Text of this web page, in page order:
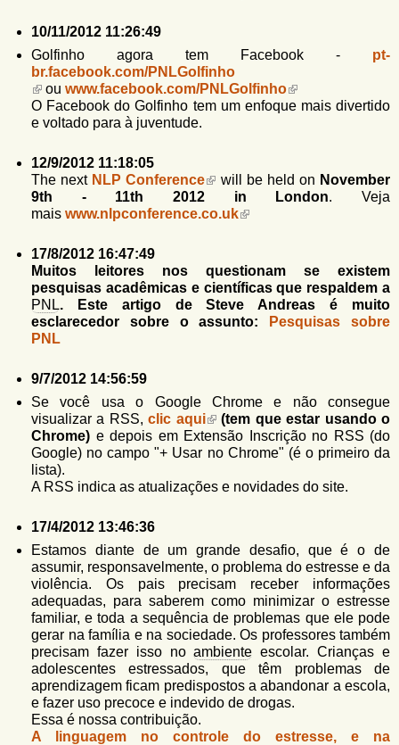
á
r
e
o
10/11/2012 11:26:49
Golfinho agora tem Facebook - pt-
br.facebook.com/PNLGolfinho
ou www.facebook.com/PNLGolfinho
O Facebook do Golfinho tem um enfoque mais divertido
e voltado para à juventude.
12/9/2012 11:18:05
The next NLP Conference will be held on November
9th - 11th 2012 in London. Veja
mais www.nlpconference.co.uk
17/8/2012 16:47:49
Muitos leitores nos questionam se existem
pesquisas acadêmicas e científicas que respaldem a
PNL. Este artigo de Steve Andreas é muito
esclarecedor sobre o assunto:
Pesquisas sobre
PNL
9/7/2012 14:56:59
Se você usa o Google Chrome e não consegue
visualizar a RSS,clic aqui
(tem que estar usando o
Chrome) e depois em Extensão Inscrição no RSS (do
Google) no campo "+ Usar no Chrome" (é o primeiro da
lista).
A RSS indica as atualizações e novidades do site.
17/4/2012 13:46:36
Estamos diante de um grande desafio, que é o de
assumir, responsavelmente, o problema do estresse e da
violência. Os pais precisam receber informações
adequadas, para saberem como minimizar o estresse
familiar, e toda a sequência de problemas que ele pode
gerar na família e na sociedade. Os professores também
precisam fazer isso noambiente escolar. Crianças e
adolescentes estressados, que têm problemas de
aprendizagem ficam predispostos a abandonar a escola,
e fazer uso precoce e indevido de drogas.
Essa é nossa contribuição.
A linguagem no controle do estresse, e na